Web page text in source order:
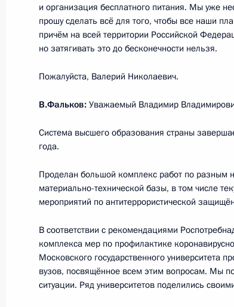
28 августа 2020 года, 16:40
28 августа 2020 года, 14:45
27 августа 2020 года,
27 августа 2020 года, 14:20
26 августа 2020 года, среда
Совещание с членами
26 августа 2020 года, 17:40
и организация бесплатного питания. Мы уже
прошу сделать всё для того, чтобы все наши
причём на всей территории Российской
но затягивать это до бесконечности нельзя.
Пожалуйста, Валерий Николаевич.
В.Фальков: Уважаемый Владимир
Система высшего образования страны
года.
Проделан большой комплекс работ по разным
материально-технической базы, в том числе
мероприятий по антитеррористической
В соответствии с рекомендациями
комплекса мер по профилактике
Московского государственного университета
вузов, посвящённое всем этим вопросам. Мы
ситуации. Ряд университетов поделились